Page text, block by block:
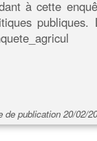
à cette
publiques.
de publication 20/02/